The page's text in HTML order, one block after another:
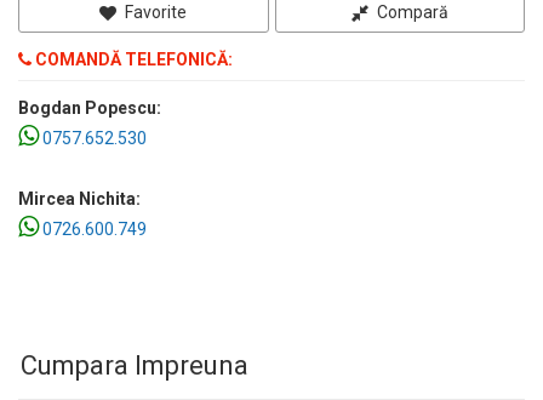
Favorite Compară
COMANDĂ TELEFONICĂ:
Bogdan Popescu:
0757.652.530
Mircea Nichita:
0726.600.749
Cumpara Impreuna